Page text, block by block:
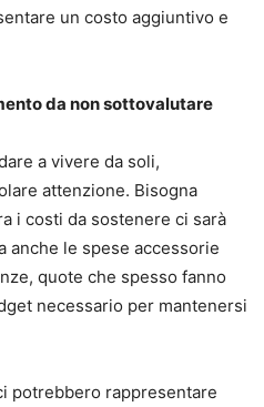
un costo aggiuntivo e
da non sottovalutare
a vivere da soli,
attenzione. Bisogna
i costi da sostenere ci sarà
anche le spese accessorie
quote che spesso fanno
necessario per mantenersi
potrebbero rappresentare